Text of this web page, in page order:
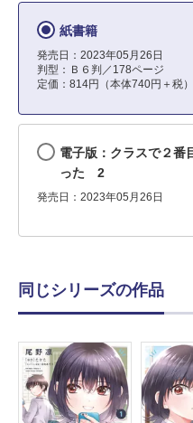
紙書籍
発売日：2023年05月26日
判型：Ｂ６判／178ページ
定価：814円（本体740円＋税）
電子版：クラスで２番
った 2
発売日：2023年05月26日
同じシリーズの作品